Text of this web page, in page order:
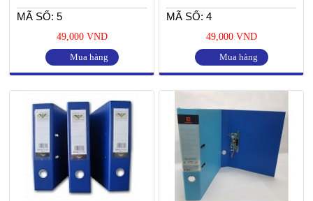
MÃ SỐ: 5
49,000 VND
Mua hàng
MÃ SỐ: 4
49,000 VND
Mua hàng